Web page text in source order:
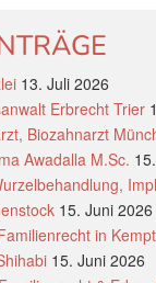
13. Juli 2026
Erbrecht Trier
Biozahnarzt
Awadalla M.Sc.
15. Juni 2026
in
15. Juni 2026